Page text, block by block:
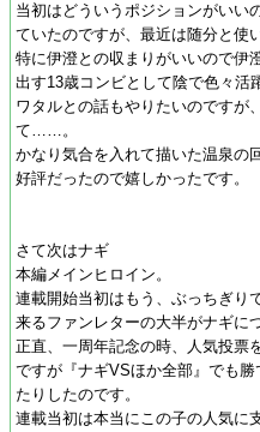
当初はどういうポジションがいい
ていたのですが、最近は随分と使
特に伊澄との収まりがいいので伊
出す13歳コンビとして陰で色々活
ワタルとの話もやりたいのですが
て……。
かなり気合を入れて描いた温泉の
好評だったので嬉しかったです。
さて次はナギ
本編メインヒロイン。
連載開始当初はもう、ぶっちぎり
来るファンレターの大半がナギに
正直、一周年記念の時、人気投票
ですが『ナギVSほか全部』でも
たりしたのです。
連載当初は本当にこの子の人気に